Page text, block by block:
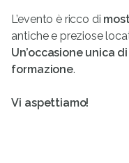
L’evento è ricco di
antiche e preziose
Un’occasione unica
formazione.
Vi aspettiamo!